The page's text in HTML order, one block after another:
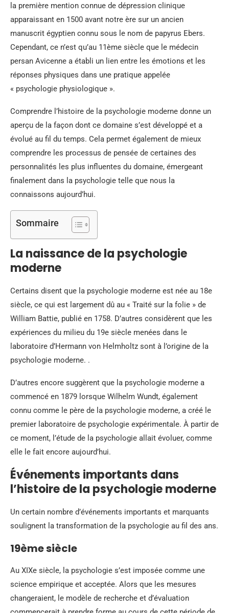
la première mention connue de dépression clinique
apparaissant en 1500 avant notre ère sur un ancien
manuscrit égyptien connu sous le nom de papyrus Ebers.
Cependant, ce n’est qu’au 11ème siècle que le médecin
persan Avicenne a établi un lien entre les émotions et les
réponses physiques dans une pratique appelée
« psychologie physiologique ».
Comprendre l’histoire de la psychologie moderne donne un
aperçu de la façon dont ce domaine s’est développé et a
évolué au fil du temps. Cela permet également de mieux
comprendre les processus de pensée de certaines des
personnalités les plus influentes du domaine, émergeant
finalement dans la psychologie telle que nous la
connaissons aujourd’hui.
Sommaire
La naissance de la psychologie
moderne
Certains disent que la psychologie moderne est née au 18e
siècle, ce qui est largement dû au « Traité sur la folie » de
William Battie, publié en 1758. D’autres considèrent que les
expériences du milieu du 19e siècle menées dans le
laboratoire d’Hermann von Helmholtz sont à l’origine de la
psychologie moderne. .
D’autres encore suggèrent que la psychologie moderne a
commencé en 1879 lorsque Wilhelm Wundt, également
connu comme le père de la psychologie moderne, a créé le
premier laboratoire de psychologie expérimentale. À partir de
ce moment, l’étude de la psychologie allait évoluer, comme
elle le fait encore aujourd’hui.
Événements importants dans
l’histoire de la psychologie moderne
Un certain nombre d’événements importants et marquants
soulignent la transformation de la psychologie au fil des ans.
19ème siècle
Au XIXe siècle, la psychologie s’est imposée comme une
science empirique et acceptée. Alors que les mesures
changeraient, le modèle de recherche et d’évaluation